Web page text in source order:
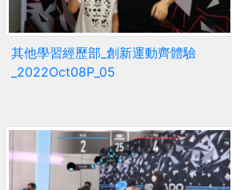
其他學習經歷部_創新運動齊體驗
_2022Oct08P_05